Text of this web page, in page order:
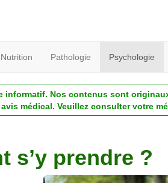
Nutrition Pathologie Psychologie
Nos contenus sont
médical. Veuillez consulter votre
s’y prendre ?